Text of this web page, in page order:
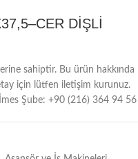
DİŞLİ
sahiptir. Bu ürün hakkında
için lütfen iletişim kurunuz.
Şube: +90 (216) 364 94 56